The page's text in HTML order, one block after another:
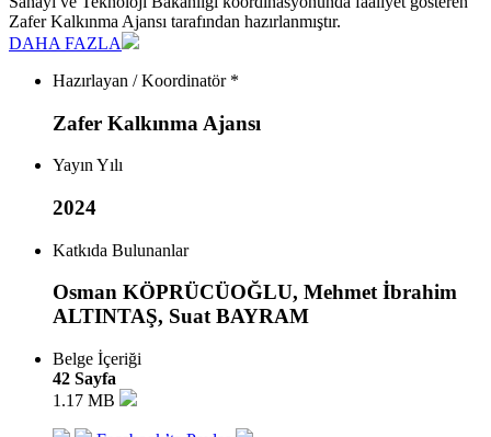
Zafer Kalkınma Ajansı tarafından hazırlanmıştır.
DAHA FAZLA
Hazırlayan / Koordinatör *
Zafer Kalkınma Ajansı
Yayın Yılı
2024
Katkıda Bulunanlar
Osman KÖPRÜCÜOĞLU, Mehmet İbrahim
ALTINTAŞ, Suat BAYRAM
Belge İçeriği
42 Sayfa
1.17 MB